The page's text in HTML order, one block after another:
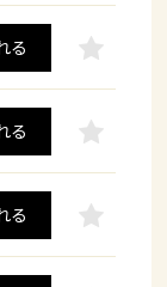
る
る
る